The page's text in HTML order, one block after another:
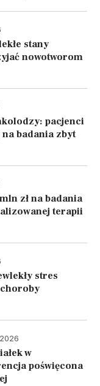
stany
nowotworom
pacjenci
na badania zbyt
zł na badania
terapii
stres
w
poświęcona